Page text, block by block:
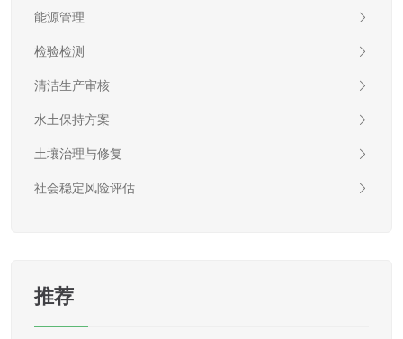
能源管理
检验检测
清洁生产审核
水土保持方案
土壤治理与修复
社会稳定风险评估
推荐